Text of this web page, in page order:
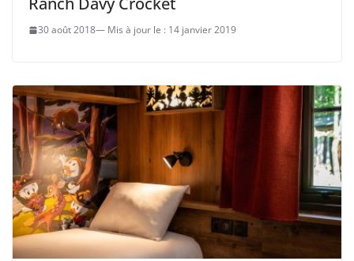
30 août 2018 14 janvier 2019